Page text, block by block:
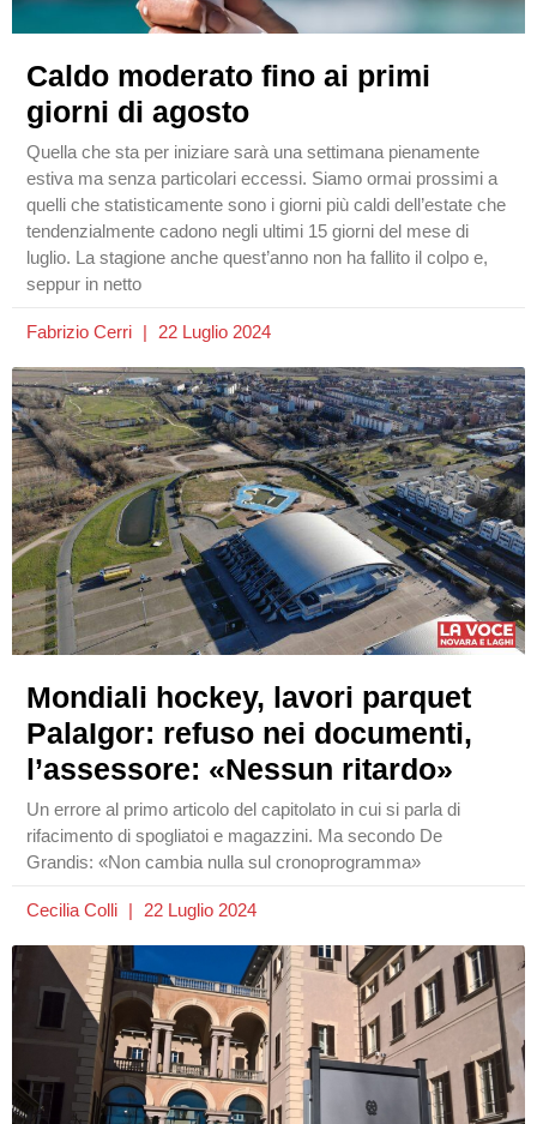
Caldo moderato fino ai primi
giorni di agosto
Quella che sta per iniziare sarà una settimana pienamente
estiva ma senza particolari eccessi. Siamo ormai prossimi a
quelli che statisticamente sono i giorni più caldi dell’estate che
tendenzialmente cadono negli ultimi 15 giorni del mese di
luglio. La stagione anche quest’anno non ha fallito il colpo e,
seppur in netto
Fabrizio Cerri 22 Luglio 2024
Mondiali hockey, lavori parquet
PalaIgor: refuso nei documenti,
l’assessore: «Nessun ritardo»
Un errore al primo articolo del capitolato in cui si parla di
rifacimento di spogliatoi e magazzini. Ma secondo De
Grandis: «Non cambia nulla sul cronoprogramma»
Cecilia Colli 22 Luglio 2024